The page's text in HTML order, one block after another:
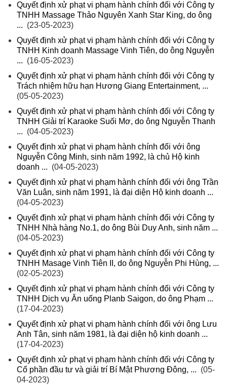
Quyết định xử phạt vi phạm hành chính đối với Công ty
TNHH Massage Thảo Nguyên Xanh Star King, do ông
... (23-05-2023)
Quyết định xử phạt vi phạm hành chính đối với Công ty
TNHH Kinh doanh Massage Vinh Tiên, do ông Nguyễn
... (16-05-2023)
Quyết định xử phạt vi phạm hành chính đối với Công ty
Trách nhiệm hữu hạn Hương Giang Entertainment, ...
(05-05-2023)
Quyết định xử phạt vi phạm hành chính đối với Công ty
TNHH Giải trí Karaoke Suối Mơ, do ông Nguyễn Thanh
... (04-05-2023)
Quyết định xử phạt vi phạm hành chính đối với ông
Nguyễn Công Minh, sinh năm 1992, là chủ Hộ kinh
doanh ... (04-05-2023)
Quyết định xử phạt vi phạm hành chính đối với ông Trần
Văn Luân, sinh năm 1991, là đại diện Hộ kinh doanh ...
(04-05-2023)
Quyết định xử phạt vi phạm hành chính đối với Công ty
TNHH Nhà hàng No.1, do ông Bùi Duy Anh, sinh năm ...
(04-05-2023)
Quyết định xử phạt vi phạm hành chính đối với Công ty
TNHH Masage Vinh Tiên II, do ông Nguyễn Phi Hùng, ...
(02-05-2023)
Quyết định xử phạt vi phạm hành chính đối với Công ty
TNHH Dịch vụ Ăn uống Planb Saigon, do ông Phạm ...
(17-04-2023)
Quyết định xử phạt vi phạm hành chính đối với ông Lưu
Anh Tân, sinh năm 1981, là đại diện hộ kinh doanh ...
(17-04-2023)
Quyết định xử phạt vi phạm hành chính đối với Công ty
Cổ phần đầu tư và giải trí Bí Mật Phương Đông, ... (05-
04-2023)